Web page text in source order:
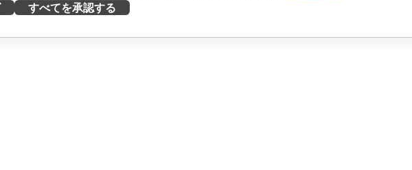
すべてを承認する